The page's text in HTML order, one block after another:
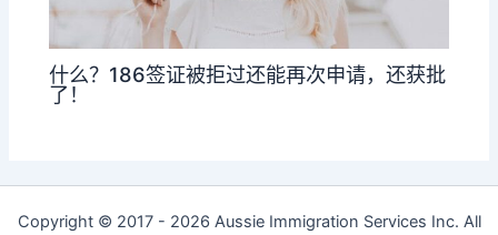
什么？186签证被拒过还能再次申请，还获批
了！
Copyright © 2017 - 2026 Aussie Immigration Services Inc. All